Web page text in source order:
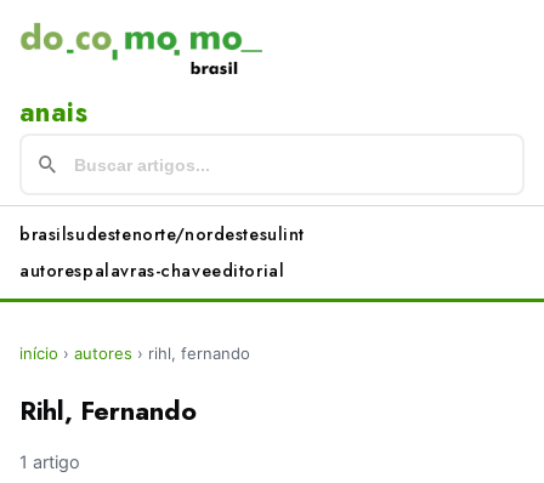
anais
brasilsudestenorte/nordestesulint
autorespalavras-chaveeditorial
início › autores › rihl, fernando
Rihl, Fernando
1 artigo